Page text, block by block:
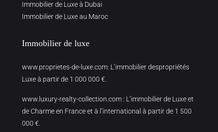
Immobilier de Luxe à Dubai
Immobilier de Luxe au Maroc
Immobilier de luxe
www.proprietes-de-luxe.com: L’immobilier despropriétés
Luxe à partir de 1 000 000 €.
www.luxury-realty-collection.com : L’immobilier de Luxe et
de Charme en France et à l’international à partir de 1 500
000 €.